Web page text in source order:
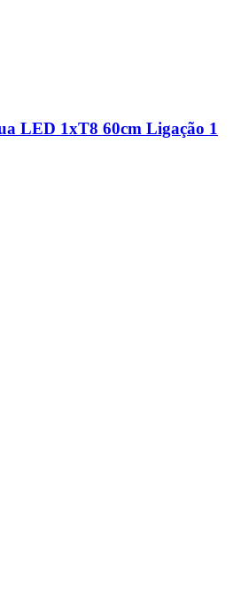
LED 1xT8 60cm Ligação 1